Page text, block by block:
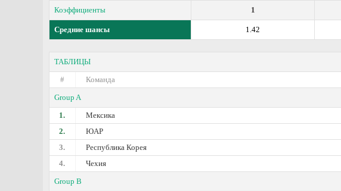
Коэффициенты 1
Средние шансы 1.42
ТАБЛИЦЫ
#
Команда
Group A
1.
Мексика
2.
ЮАР
3.
Республика Корея
4.
Чехия
Group B